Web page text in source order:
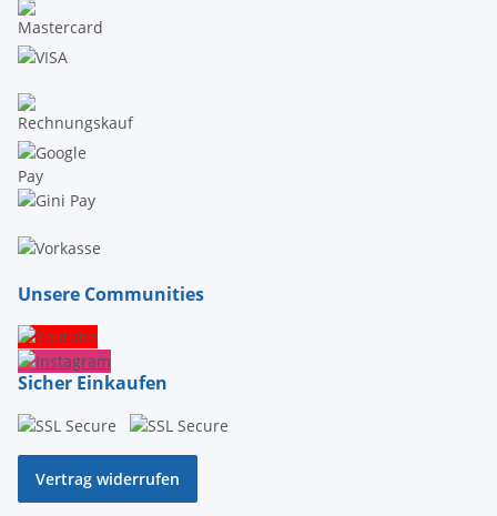
Unsere Communities
Sicher Einkaufen
Vertrag widerrufen